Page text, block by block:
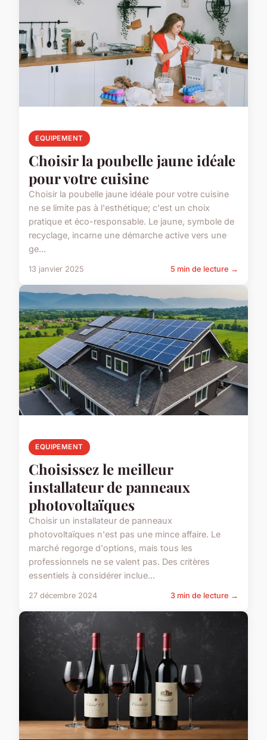
EQUIPEMENT
Choisir la poubelle jaune idéale
pour votre cuisine
Choisir la poubelle jaune idéale pour votre cuisine
ne se limite pas à l'esthétique; c'est un choix
pratique et éco-responsable. Le jaune, symbole de
recyclage, incarne une démarche active vers une
ge...
13 janvier 2025 5 min de lecture →
EQUIPEMENT
Choisissez le meilleur
installateur de panneaux
photovoltaïques
Choisir un installateur de panneaux
photovoltaïques n'est pas une mince affaire. Le
marché regorge d'options, mais tous les
professionnels ne se valent pas. Des critères
essentiels à considérer inclue...
27 décembre 2024 3 min de lecture →